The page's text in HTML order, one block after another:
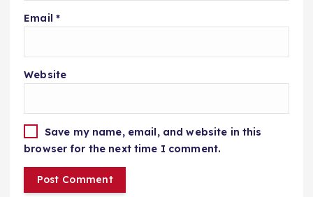
Email *
Website
Save my name, email, and website in this
browser for the next time I comment.